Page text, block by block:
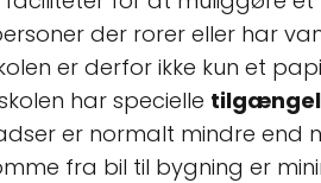
der rorer eller har
er derfor ikke kun et
har specielle
er normalt mindre
fra bil til bygning er